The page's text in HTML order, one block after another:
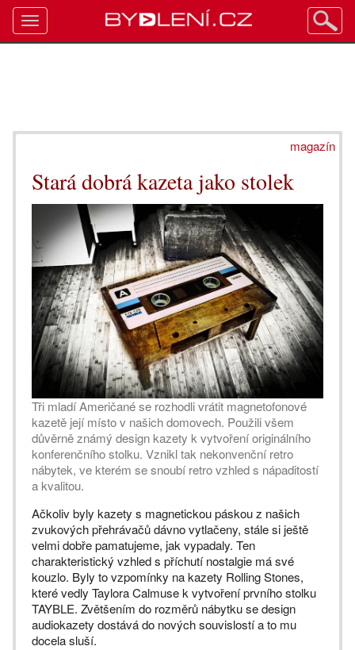
magazín
Stará dobrá kazeta jako stolek
Tři mladí Američané se rozhodli vrátit magnetofonové
kazetě její místo v našich domovech. Použili všem
důvěrně známý design kazety k vytvoření originálního
konferenčního stolku. Vznikl tak nekonvenční retro
nábytek, ve kterém se snoubí retro vzhled s nápaditostí
a kvalitou.
Ačkoliv byly kazety s magnetickou páskou z našich
zvukových přehrávačů dávno vytlačeny, stále si ještě
velmi dobře pamatujeme, jak vypadaly. Ten
charakteristický vzhled s příchutí nostalgie má své
kouzlo. Byly to vzpomínky na kazety Rolling Stones,
které vedly Taylora Calmuse k vytvoření prvního stolku
TAYBLE. Zvětšením do rozměrů nábytku se design
audiokazety dostává do nových souvislostí a to mu
docela sluší.
Toggle
navigation